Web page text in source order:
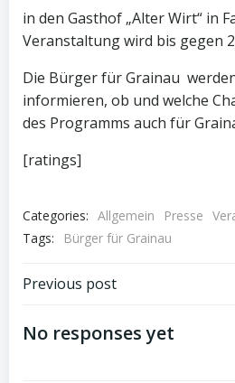
in den Gasthof „Alter Wirt“ in
Veranstaltung wird bis gegen
Die Bürger für Grainau
informieren, ob und welche
des Programms auch für
[ratings]
Categories: Allgemein Presse
Tags:
Bürger für Grainau
Post
navigation
Previous post
No responses yet